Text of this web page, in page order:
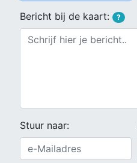
Bericht bij de kaart: ?
Stuur naar: